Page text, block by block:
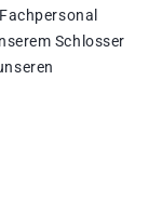
Schlosser